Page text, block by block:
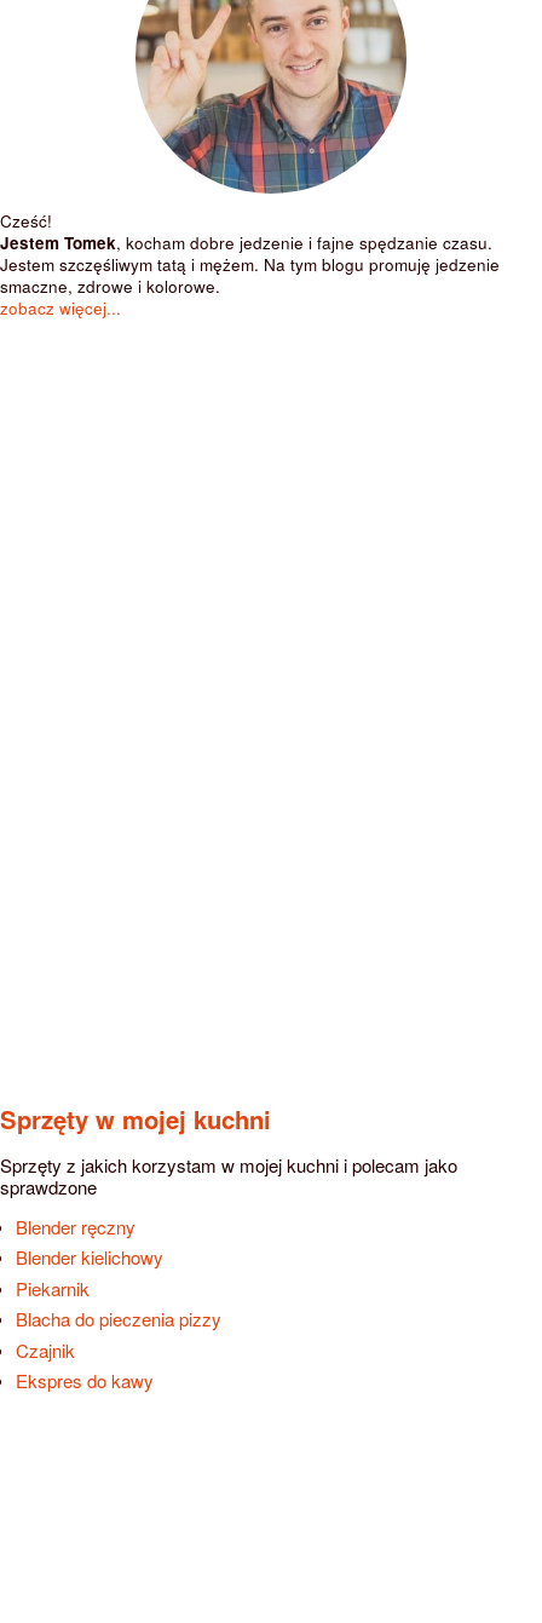
Cześć!
Jestem Tomek, kocham dobre jedzenie i fajne spędzanie czasu.
Jestem szczęśliwym tatą i mężem. Na tym blogu promuję jedzenie
smaczne, zdrowe i kolorowe.
zobacz więcej...
Sprzęty w mojej kuchni
Sprzęty z jakich korzystam w mojej kuchni i polecam jako
sprawdzone
Blender ręczny
Blender kielichowy
Piekarnik
Blacha do pieczenia pizzy
Czajnik
Ekspres do kawy